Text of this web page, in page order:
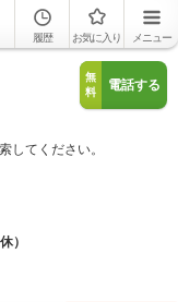
履歴 お気に入り メニュー
無
料
電話する
してください。
）